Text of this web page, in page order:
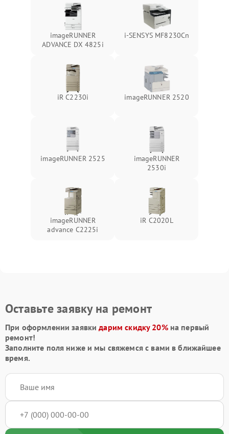
imageRUNNER
ADVANCE DX 4825i
i-SENSYS MF8230Cn
iR C2230i imageRUNNER 2520
imageRUNNER 2525
imageRUNNER
2530i
imageRUNNER
advance C2225i
iR C2020L
Оставьте заявку на ремонт
При оформлении заявкидарим скидку 20%на первый
ремонт!
Заполните поля ниже и мы свяжемся с вами в ближайшее
время.